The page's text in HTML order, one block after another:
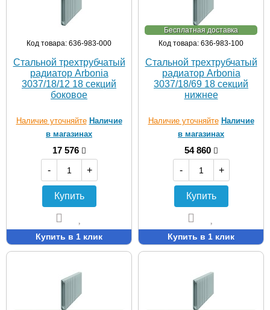
Код товара: 636-983-000
Стальной трехтрубчатый
радиатор Arbonia
3037/18/12 18 секций
боковое
Наличие уточняйте Наличие
в магазинах
17 576
-
+
Купить
Купить в 1 клик
Бесплатная доставка
Код товара: 636-983-100
Стальной трехтрубчатый
радиатор Arbonia
3037/18/69 18 секций
нижнее
Наличие уточняйте Наличие
в магазинах
54 860
-
+
Купить
Купить в 1 клик